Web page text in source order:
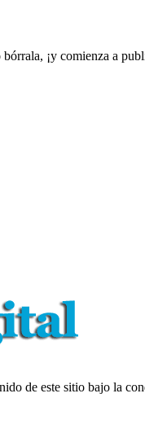
¡y comienza a
de este sitio bajo la